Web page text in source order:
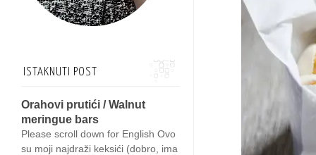
ISTAKNUTI POST
Orahovi prutići / Walnut
meringue bars
Please scroll down for English Ovo
su moji najdraži keksići (dobro, ima